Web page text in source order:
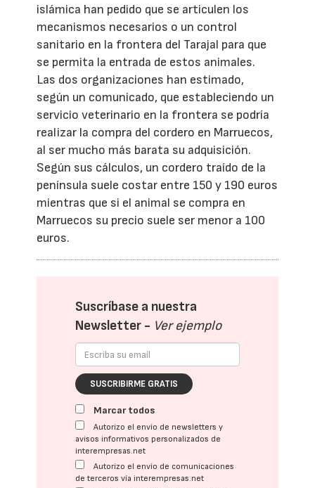
islámica han pedido que se articulen los
mecanismos necesarios o un control
sanitario en la frontera del Tarajal para que
se permita la entrada de estos animales.
Las dos organizaciones han estimado,
según un comunicado, que estableciendo un
servicio veterinario en la frontera se podría
realizar la compra del cordero en Marruecos,
al ser mucho más barata su adquisición.
Según sus cálculos, un cordero traído de la
península suele costar entre 150 y 190 euros
mientras que si el animal se compra en
Marruecos su precio suele ser menor a 100
euros.
Suscríbase a nuestra
Newsletter - Ver ejemplo
SUSCRIBIRME GRATIS
Marcar todos
Autorizo el envío de newsletters y
avisos informativos personalizados de
interempresas.net
Autorizo el envío de comunicaciones
de terceros vía interempresas.net